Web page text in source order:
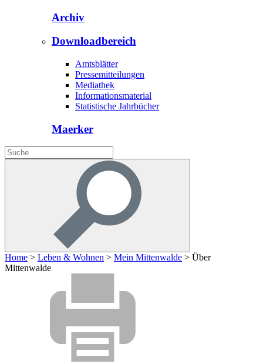
Archiv
Downloadbereich
Amtsblätter
Pressemitteilungen
Mediathek
Informationsmaterial
Statistische Jahrbücher
Maerker
Home > Leben & Wohnen > Mein Mittenwalde > Über
Mittenwalde